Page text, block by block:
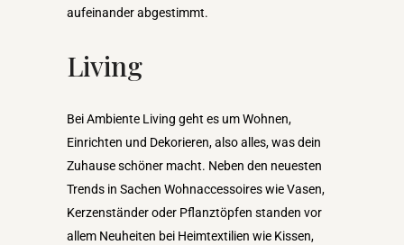
aufeinander abgestimmt.
Living
Bei Ambiente Living geht es um Wohnen,
Einrichten und Dekorieren, also alles, was dein
Zuhause schöner macht. Neben den neuesten
Trends in Sachen Wohnaccessoires wie Vasen,
Kerzenständer oder Pflanztöpfen standen vor
allem Neuheiten bei Heimtextilien wie Kissen,